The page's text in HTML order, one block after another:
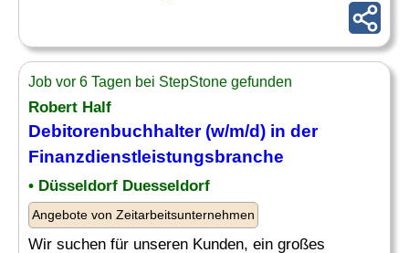
Job vor 6 Tagen bei StepStone gefunden
Robert Half
Debitorenbuchhalter(w/m/d) in der
Finanzdienstleistungsbranche
• Düsseldorf Duesseldorf
Angebote von Zeitarbeitsunternehmen
Wir suchen für unseren Kunden, ein großes